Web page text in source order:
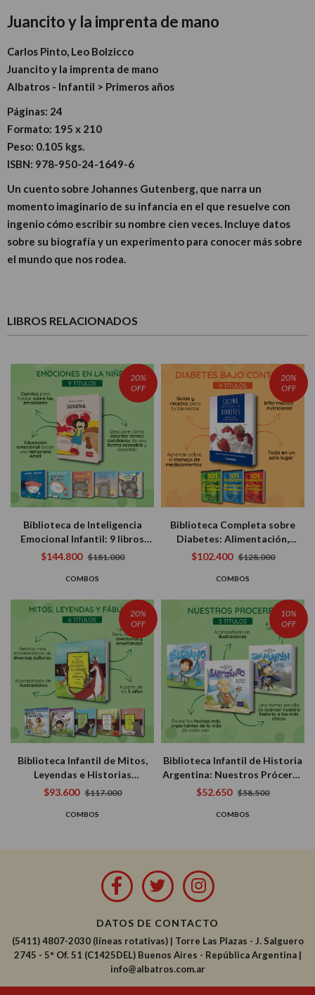
Juancito y la imprenta de mano
Carlos Pinto, Leo Bolzicco
Juancito y la imprenta de mano
Albatros - Infantil > Primeros años
Páginas: 24
Formato: 195 x 210
Peso: 0.105 kgs.
ISBN: 978-950-24-1649-6
Un cuento sobre Johannes Gutenberg, que narra un
momento imaginario de su infancia en el que resuelve con
ingenio cómo escribir su nombre cien veces. Incluye datos
sobre su biografía y un experimento para conocer más sobre
el mundo que nos rodea.
LIBROS RELACIONADOS
20%
OFF
Biblioteca de Inteligencia
Emocional Infantil: 9 libros
para Que los Niños Conozcan
$144.800 $181.000
COMBOS
20%
OFF
Biblioteca Completa sobre
Diabetes: Alimentación,
Recetas y Consejos para Vivir
$102.400 $128.000
COMBOS
20%
OFF
Biblioteca Infantil de Mitos,
Leyendas e Historias
Fantásticas (6 libros)
$93.600 $117.000
COMBOS
10%
OFF
Biblioteca Infantil de Historia
Argentina: Nuestros Próceres
(San Martín, Belgrano y
$52.650 $58.500
COMBOS
DATOS DE CONTACTO
(5411) 4807-2030 (líneas rotativas)| Torre Las Plazas - J. Salguero
2745 - 5° Of. 51 (C1425DEL) Buenos Aires - República Argentina |
info@albatros.com.ar